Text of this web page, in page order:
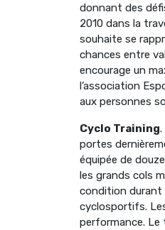
donnant des
2010 dans la
souhaite se
chances entre
encourage un
l’association
aux personnes
Cyclo Training.
portes
équipée de
les grands cols
condition durant
cyclosportifs.
performance. Le